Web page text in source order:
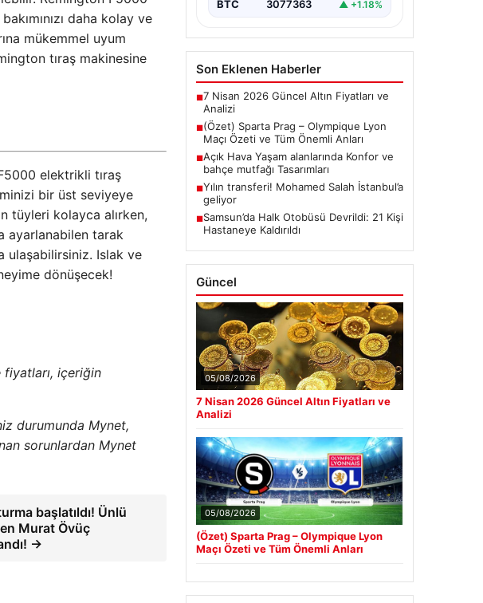
daha kolay ve
mükemmel uyum
tıraş makinesine
elektrikli tıraş
bir üst seviyeye
tüyleri kolayca alırken,
ayarlanabilen tarak
ulaşabilirsiniz. Islak ve
dönüşecek!
fiyatları, içeriğin
durumunda Mynet,
sorunlardan Mynet
başlatıldı! Ünlü
Murat Övüç
→
BTC 3077363 ▲ +1.18%
Son Eklenen Haberler
■7 Nisan 2026 Güncel Altın Fiyatları ve
Analizi
■(Özet) Sparta Prag – Olympique Lyon
Maçı Özeti ve Tüm Önemli Anları
■Açık Hava Yaşam alanlarında Konfor ve
bahçe mutfağı Tasarımları
■Yılın transferi! Mohamed Salah İstanbul’a
geliyor
■Samsun’da Halk Otobüsü Devrildi: 21 Kişi
Hastaneye Kaldırıldı
Güncel
05/08/2026
7 Nisan 2026 Güncel Altın Fiyatları ve
Analizi
05/08/2026
(Özet) Sparta Prag – Olympique Lyon
Maçı Özeti ve Tüm Önemli Anları